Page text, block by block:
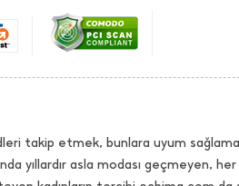
takip etmek, bunlara uyum
asla modası geçmeyen, her